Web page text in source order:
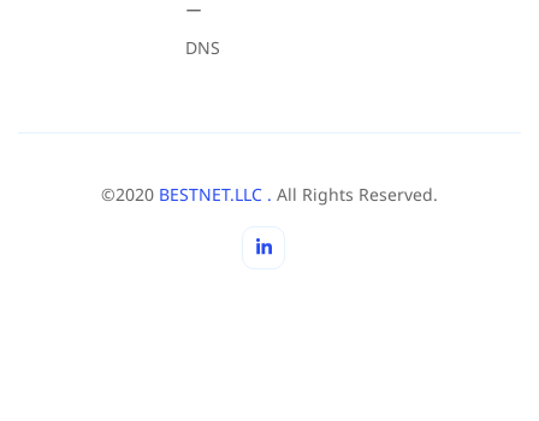
ー
DNS
©2020 BESTNET.LLC . All Rights Reserved.